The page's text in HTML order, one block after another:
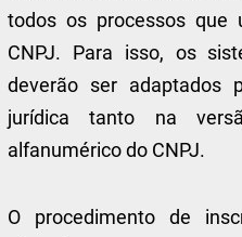
todos os processos que
CNPJ. Para isso, os
deverão ser adaptados
jurídica tanto na
alfanumérico do CNPJ.
O procedimento de